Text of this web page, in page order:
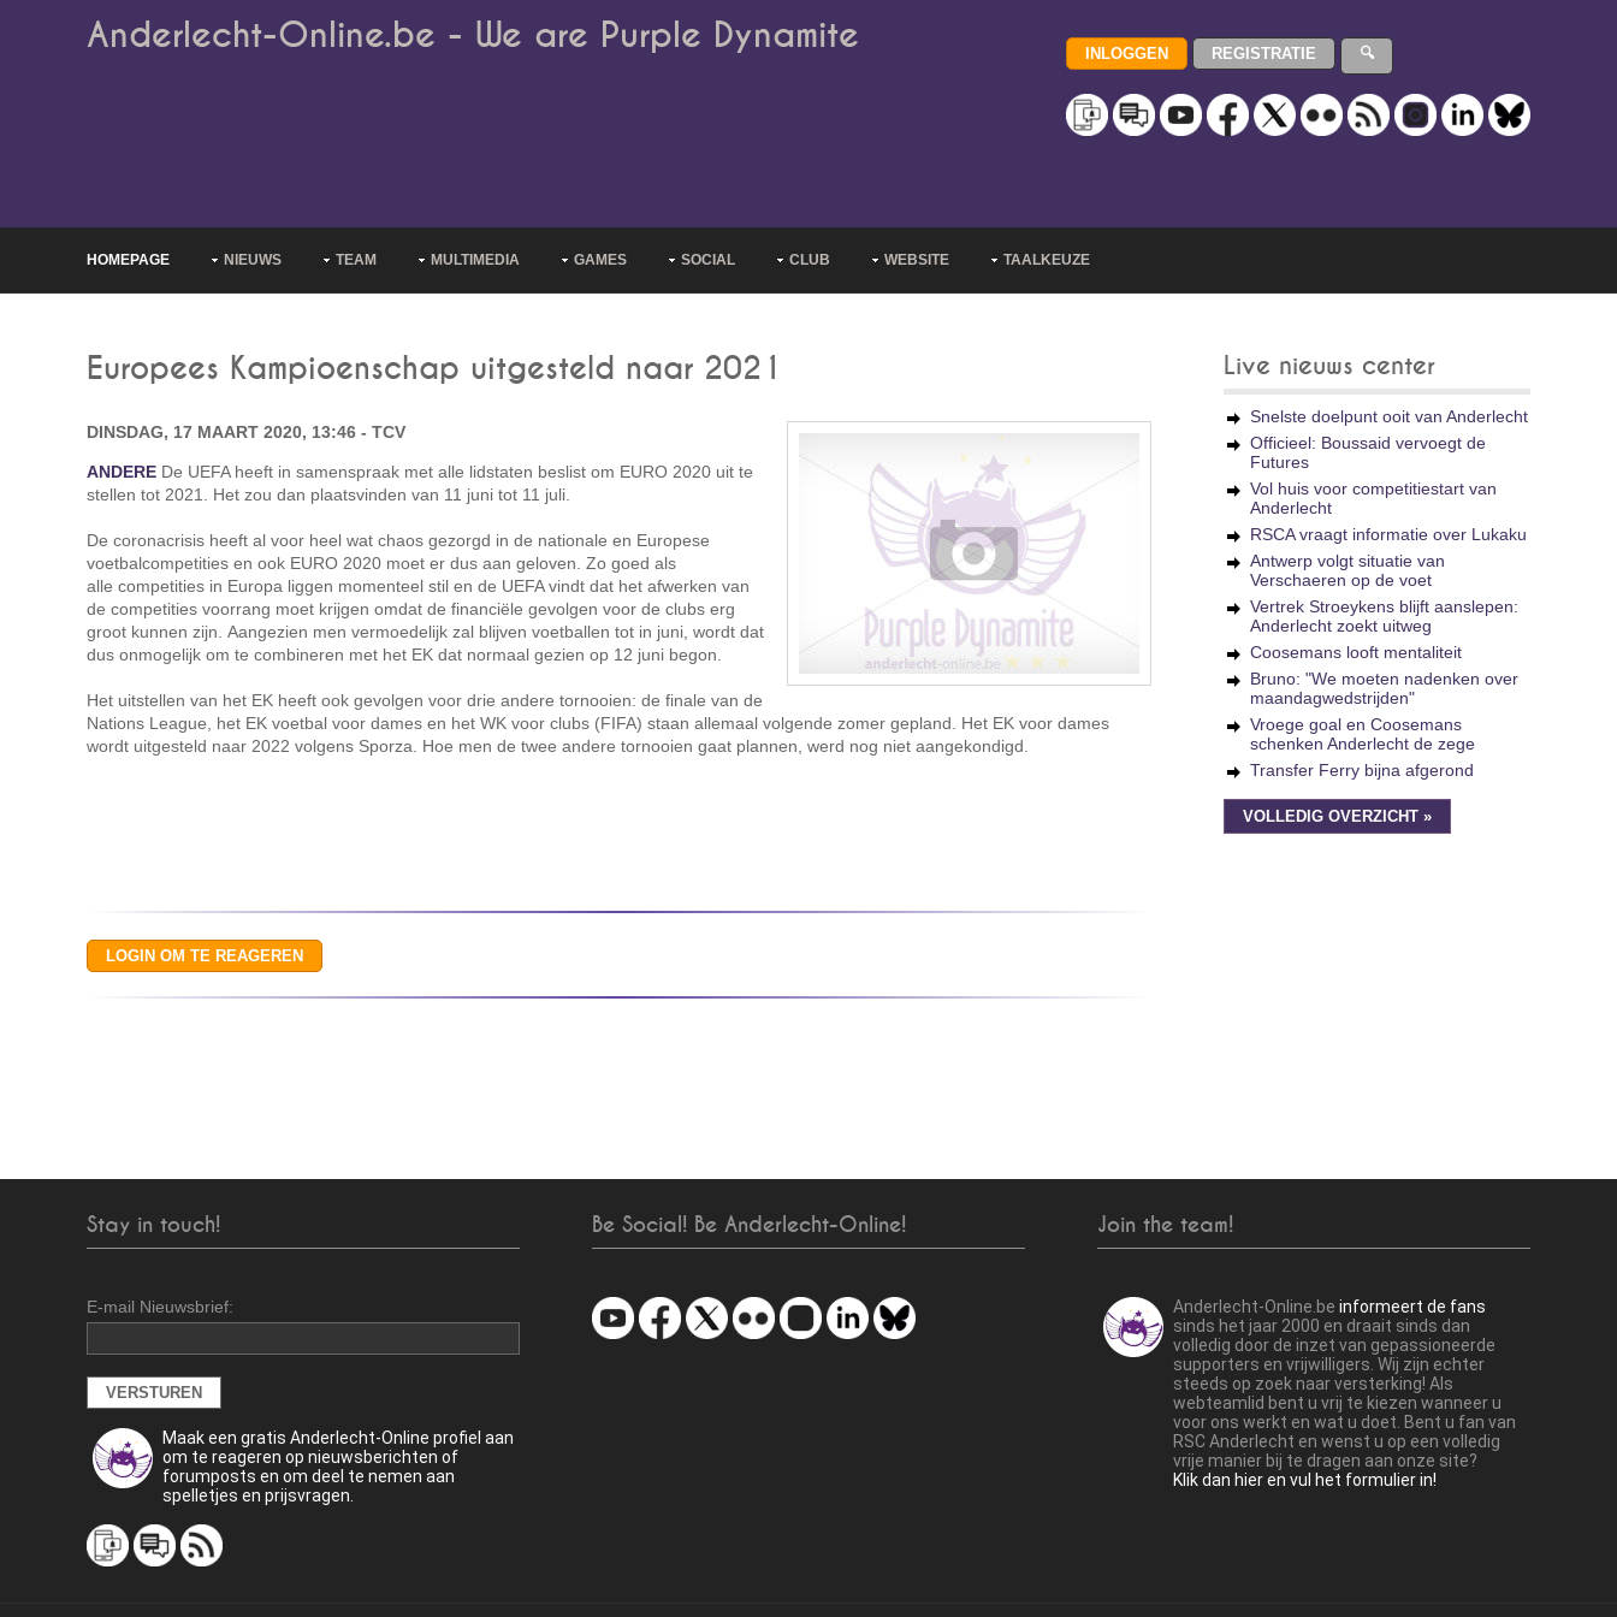
Anderlecht-Online.be - We are Purple Dynamite
HOMEPAGE NIEUWS TEAM MULTIMEDIA GAMES SOCIAL CLUB WEBSITE TAALKEUZE
Europees Kampioenschap uitgesteld naar 2021
DINSDAG, 17 MAART 2020, 13:46 - TCV
ANDERE De UEFA heeft in samenspraak met alle lidstaten beslist om EURO 2020 uit te
stellen tot 2021. Het zou dan plaatsvinden van 11 juni tot 11 juli.
De coronacrisis heeft al voor heel wat chaos gezorgd in de nationale en Europese
voetbalcompetities en ook EURO 2020 moet er dus aan geloven. Zo goed als
alle competities in Europa liggen momenteel stil en de UEFA vindt dat het afwerken van
de competities voorrang moet krijgen omdat de financiële gevolgen voor de clubs erg
groot kunnen zijn. Aangezien men vermoedelijk zal blijven voetballen tot in juni, wordt dat
dus onmogelijk om te combineren met het EK dat normaal gezien op 12 juni begon.
Het uitstellen van het EK heeft ook gevolgen voor drie andere tornooien: de finale van de
Nations League, het EK voetbal voor dames en het WK voor clubs (FIFA) staan allemaal volgende zomer gepland. Het EK voor dames
wordt uitgesteld naar 2022 volgens Sporza. Hoe men de twee andere tornooien gaat plannen, werd nog niet aangekondigd.
Live nieuws center
Snelste doelpunt ooit van Anderlecht
Officieel: Boussaid vervoegt de
Futures
Vol huis voor competitiestart van
Anderlecht
RSCA vraagt informatie over Lukaku
Antwerp volgt situatie van
Verschaeren op de voet
Vertrek Stroeykens blijft aanslepen:
Anderlecht zoekt uitweg
Coosemans looft mentaliteit
Bruno: "We moeten nadenken over
maandagwedstrijden"
Vroege goal en Coosemans
schenken Anderlecht de zege
Transfer Ferry bijna afgerond
VOLLEDIG OVERZICHT »
Stay in touch!
E-mail Nieuwsbrief:
Maak een gratis Anderlecht-Online profiel aan
om te reageren op nieuwsberichten of
forumposts en om deel te nemen aan
spelletjes en prijsvragen.
Be Social! Be Anderlecht-Online! Join the team!
Anderlecht-Online.be informeert de fans
sinds het jaar 2000 en draait sinds dan
volledig door de inzet van gepassioneerde
supporters en vrijwilligers. Wij zijn echter
steeds op zoek naar versterking! Als
webteamlid bent u vrij te kiezen wanneer u
voor ons werkt en wat u doet. Bent u fan van
RSC Anderlecht en wenst u op een volledig
vrije manier bij te dragen aan onze site?
Klik dan hier en vul het formulier in!